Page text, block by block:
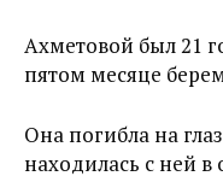
Ахметовой был 21
пятом месяце
Она погибла на
находилась с ней